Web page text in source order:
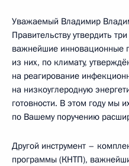
Уважаемый Владимир
Правительству утвердить
важнейшие инновационные
из них, по климату,
на реагирование
на низкоуглеродную
готовности. В этом году мы
по Вашему поручению
Другой инструмент –
программы (КНТП),